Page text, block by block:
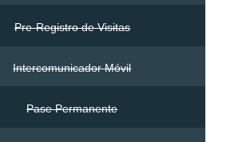
Pre-Registro de Visitas
Intercomunicador Móvil
Pase Permanente